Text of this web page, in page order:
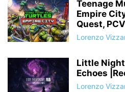
Teenage
Empire
Quest,
Lorenzo
Little
Echoes
Lorenzo